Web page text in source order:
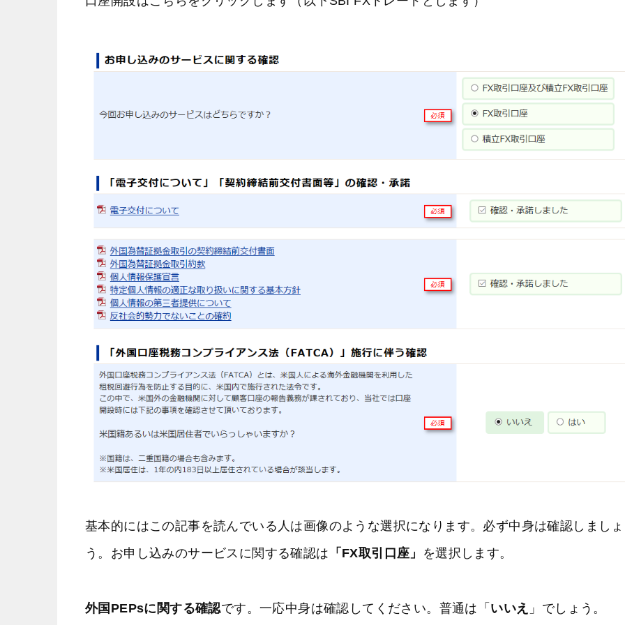
基本的にはこの記事を読んでいる人は画像のような選択になります。必ず中身は確認しましょ
う。お申し込みのサービスに関する確認は 「FX取引口座」 を選択します。
外国PEPsに関する確認です。一応中身は確認してください。普通は「 いいえ 」でしょう。